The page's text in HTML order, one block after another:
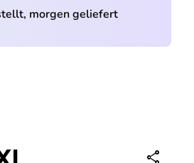
morgen geliefert
share